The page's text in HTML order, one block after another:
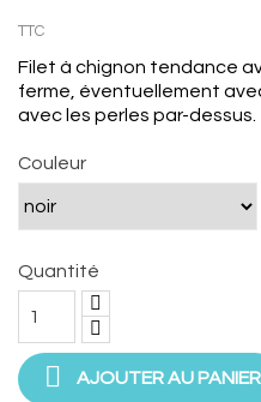
TTC
Filet à chignon tendance
ferme, éventuellement
avec les perles par-dessus.
Couleur
Quantité
 AJOUTER AU PANIER